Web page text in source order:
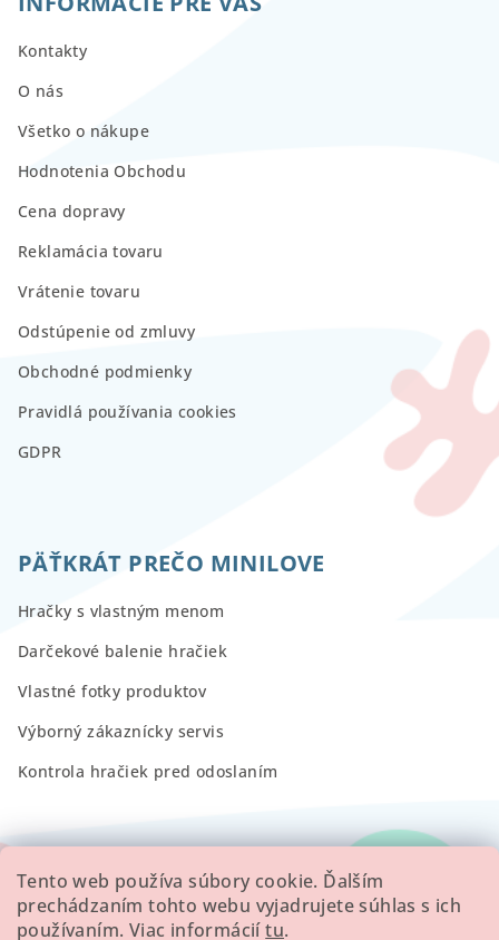
Tento web používa súbory cookie. Ďalším
prechádzaním tohto webu vyjadrujete súhlas s ich
používaním. Viac informáciítu.
Kontakty
O nás
Všetko o nákupe
Hodnotenia Obchodu
Cena dopravy
Reklamácia tovaru
Vrátenie tovaru
Odstúpenie od zmluvy
Obchodné podmienky
Pravidlá používania cookies
GDPR
PÄŤKRÁT PREČO MINILOVE
Hračky s vlastným menom
Darčekové balenie hračiek
Vlastné fotky produktov
Výborný zákaznícky servis
Kontrola hračiek pred odoslaním
RECENZIE
Všetky hodnotenie obchodu